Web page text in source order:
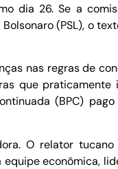
dia 26. Se a
(PSL), o
nas regras de
que praticamente
(BPC)
O relator
econômica,